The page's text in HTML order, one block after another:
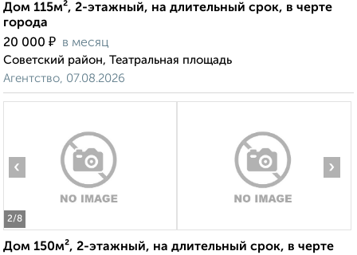
Дом 115м², 2-этажный, на длительный срок, в черте
города
20 000 ₽ в месяц
Советский район, Театральная площадь
Агентство, 07.08.2026
2/8
‹ ›
Дом 150м², 2-этажный, на длительный срок, в черте